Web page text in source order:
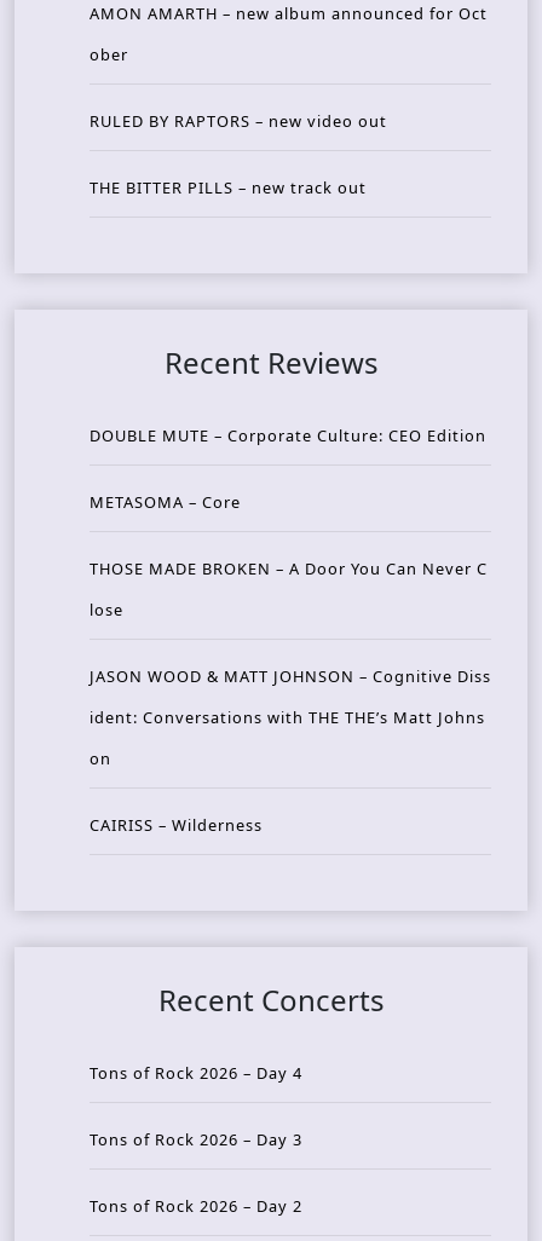
AMON AMARTH – new album announced for Oct
ober
RULED BY RAPTORS – new video out
THE BITTER PILLS – new track out
Recent Reviews
DOUBLE MUTE – Corporate Culture: CEO Edition
METASOMA – Core
THOSE MADE BROKEN – A Door You Can Never C
lose
JASON WOOD & MATT JOHNSON – Cognitive Diss
ident: Conversations with THE THE’s Matt Johns
on
CAIRISS – Wilderness
Recent Concerts
Tons of Rock 2026 – Day 4
Tons of Rock 2026 – Day 3
Tons of Rock 2026 – Day 2